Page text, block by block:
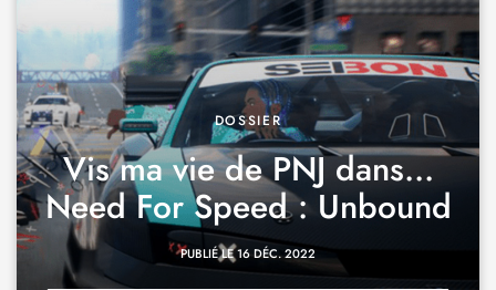
DOSSIER
Vis ma vie de PNJ dans…
Need For Speed : Unbound
PUBLIÉ LE 16 DÉC. 2022